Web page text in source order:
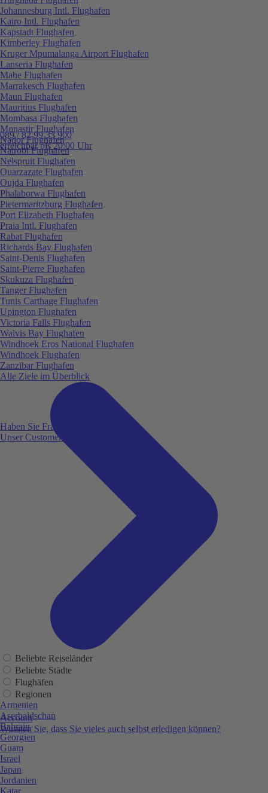
089 / 82 99 33 900
erreichbar bis 20:00 Uhr
Haben Sie Fragen?
Unser Customer Service ist für Sie da!
Account
Wussten Sie, dass Sie vieles auch selbst erledigen können?
Johannesburg Intl. Flughafen
Kairo Intl. Flughafen
Kapstadt Flughafen
Kimberley Flughafen
Kruger Mpumalanga Airport Flughafen
Lanseria Flughafen
Mahe Flughafen
Marrakesch Flughafen
Maun Flughafen
Mauritius Flughafen
Mombasa Flughafen
Monastir Flughafen
Nador Flughafen
Nairobi Flughafen
Nelspruit Flughafen
Ouarzazate Flughafen
Oujda Flughafen
Phalaborwa Flughafen
Pietermaritzburg Flughafen
Port Elizabeth Flughafen
Praia Intl. Flughafen
Rabat Flughafen
Richards Bay Flughafen
Saint-Denis Flughafen
Saint-Pierre Flughafen
Skukuza Flughafen
Tanger Flughafen
Tunis Carthage Flughafen
Upington Flughafen
Victoria Falls Flughafen
Walvis Bay Flughafen
Windhoek Eros National Flughafen
Windhoek Flughafen
Zanzibar Flughafen
Alle Ziele im Überblick
Beliebte Reiseländer
Beliebte Städte
Flughäfen
Regionen
Armenien
Aserbaidschan
Bahrain
Georgien
Guam
Israel
Japan
Jordanien
Katar